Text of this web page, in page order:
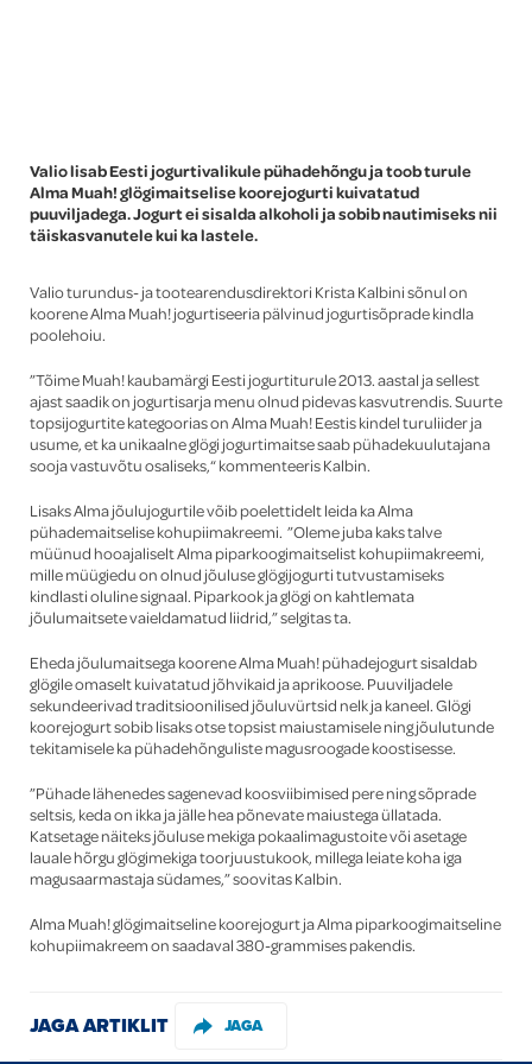
Valio lisab Eesti jogurtivalikule pühadehõngu ja toob turule
Alma Muah! glögimaitselise koorejogurti kuivatatud
puuviljadega. Jogurt ei sisalda alkoholi ja sobib nautimiseks nii
täiskasvanutele kui ka lastele.
Valio turundus- ja tootearendusdirektori Krista Kalbini sõnul on
koorene Alma Muah! jogurtiseeria pälvinud jogurtisõprade kindla
poolehoiu.
”Tõime Muah! kaubamärgi Eesti jogurtiturule 2013. aastal ja sellest
ajast saadik on jogurtisarja menu olnud pidevas kasvutrendis. Suurte
topsijogurtite kategoorias on Alma Muah! Eestis kindel turuliider ja
usume, et ka unikaalne glögi jogurtimaitse saab pühadekuulutajana
sooja vastuvõtu osaliseks,“ kommenteeris Kalbin.
Lisaks Alma jõulujogurtile võib poelettidelt leida ka Alma
pühademaitselise kohupiimakreemi. ”Oleme juba kaks talve
müünud hooajaliselt Alma piparkoogimaitselist kohupiimakreemi,
mille müügiedu on olnud jõuluse glögijogurti tutvustamiseks
kindlasti oluline signaal. Piparkook ja glögi on kahtlemata
jõulumaitsete vaieldamatud liidrid,” selgitas ta.
Eheda jõulumaitsega koorene Alma Muah! pühadejogurt sisaldab
glögile omaselt kuivatatud jõhvikaid ja aprikoose. Puuviljadele
sekundeerivad traditsioonilised jõuluvürtsid nelk ja kaneel. Glögi
koorejogurt sobib lisaks otse topsist maiustamisele ning jõulutunde
tekitamisele ka pühadehõnguliste magusroogade koostisesse.
”Pühade lähenedes sagenevad koosviibimised pere ning sõprade
seltsis, keda on ikka ja jälle hea põnevate maiustega üllatada.
Katsetage näiteks jõuluse mekiga pokaalimagustoite või asetage
lauale hõrgu glögimekiga toorjuustukook, millega leiate koha iga
magusaarmastaja südames,” soovitas Kalbin.
Alma Muah! glögimaitseline koorejogurt ja Alma piparkoogimaitseline
kohupiimakreem on saadaval 380-grammises pakendis.
JAGA ARTIKLIT JAGA